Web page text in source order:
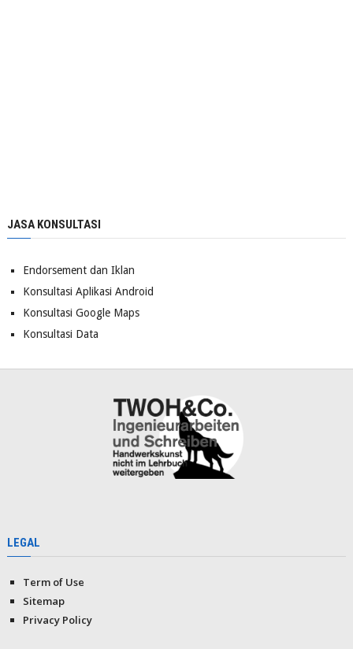
JASA KONSULTASI
Endorsement dan Iklan
Konsultasi Aplikasi Android
Konsultasi Google Maps
Konsultasi Data
LEGAL
Term of Use
Sitemap
Privacy Policy